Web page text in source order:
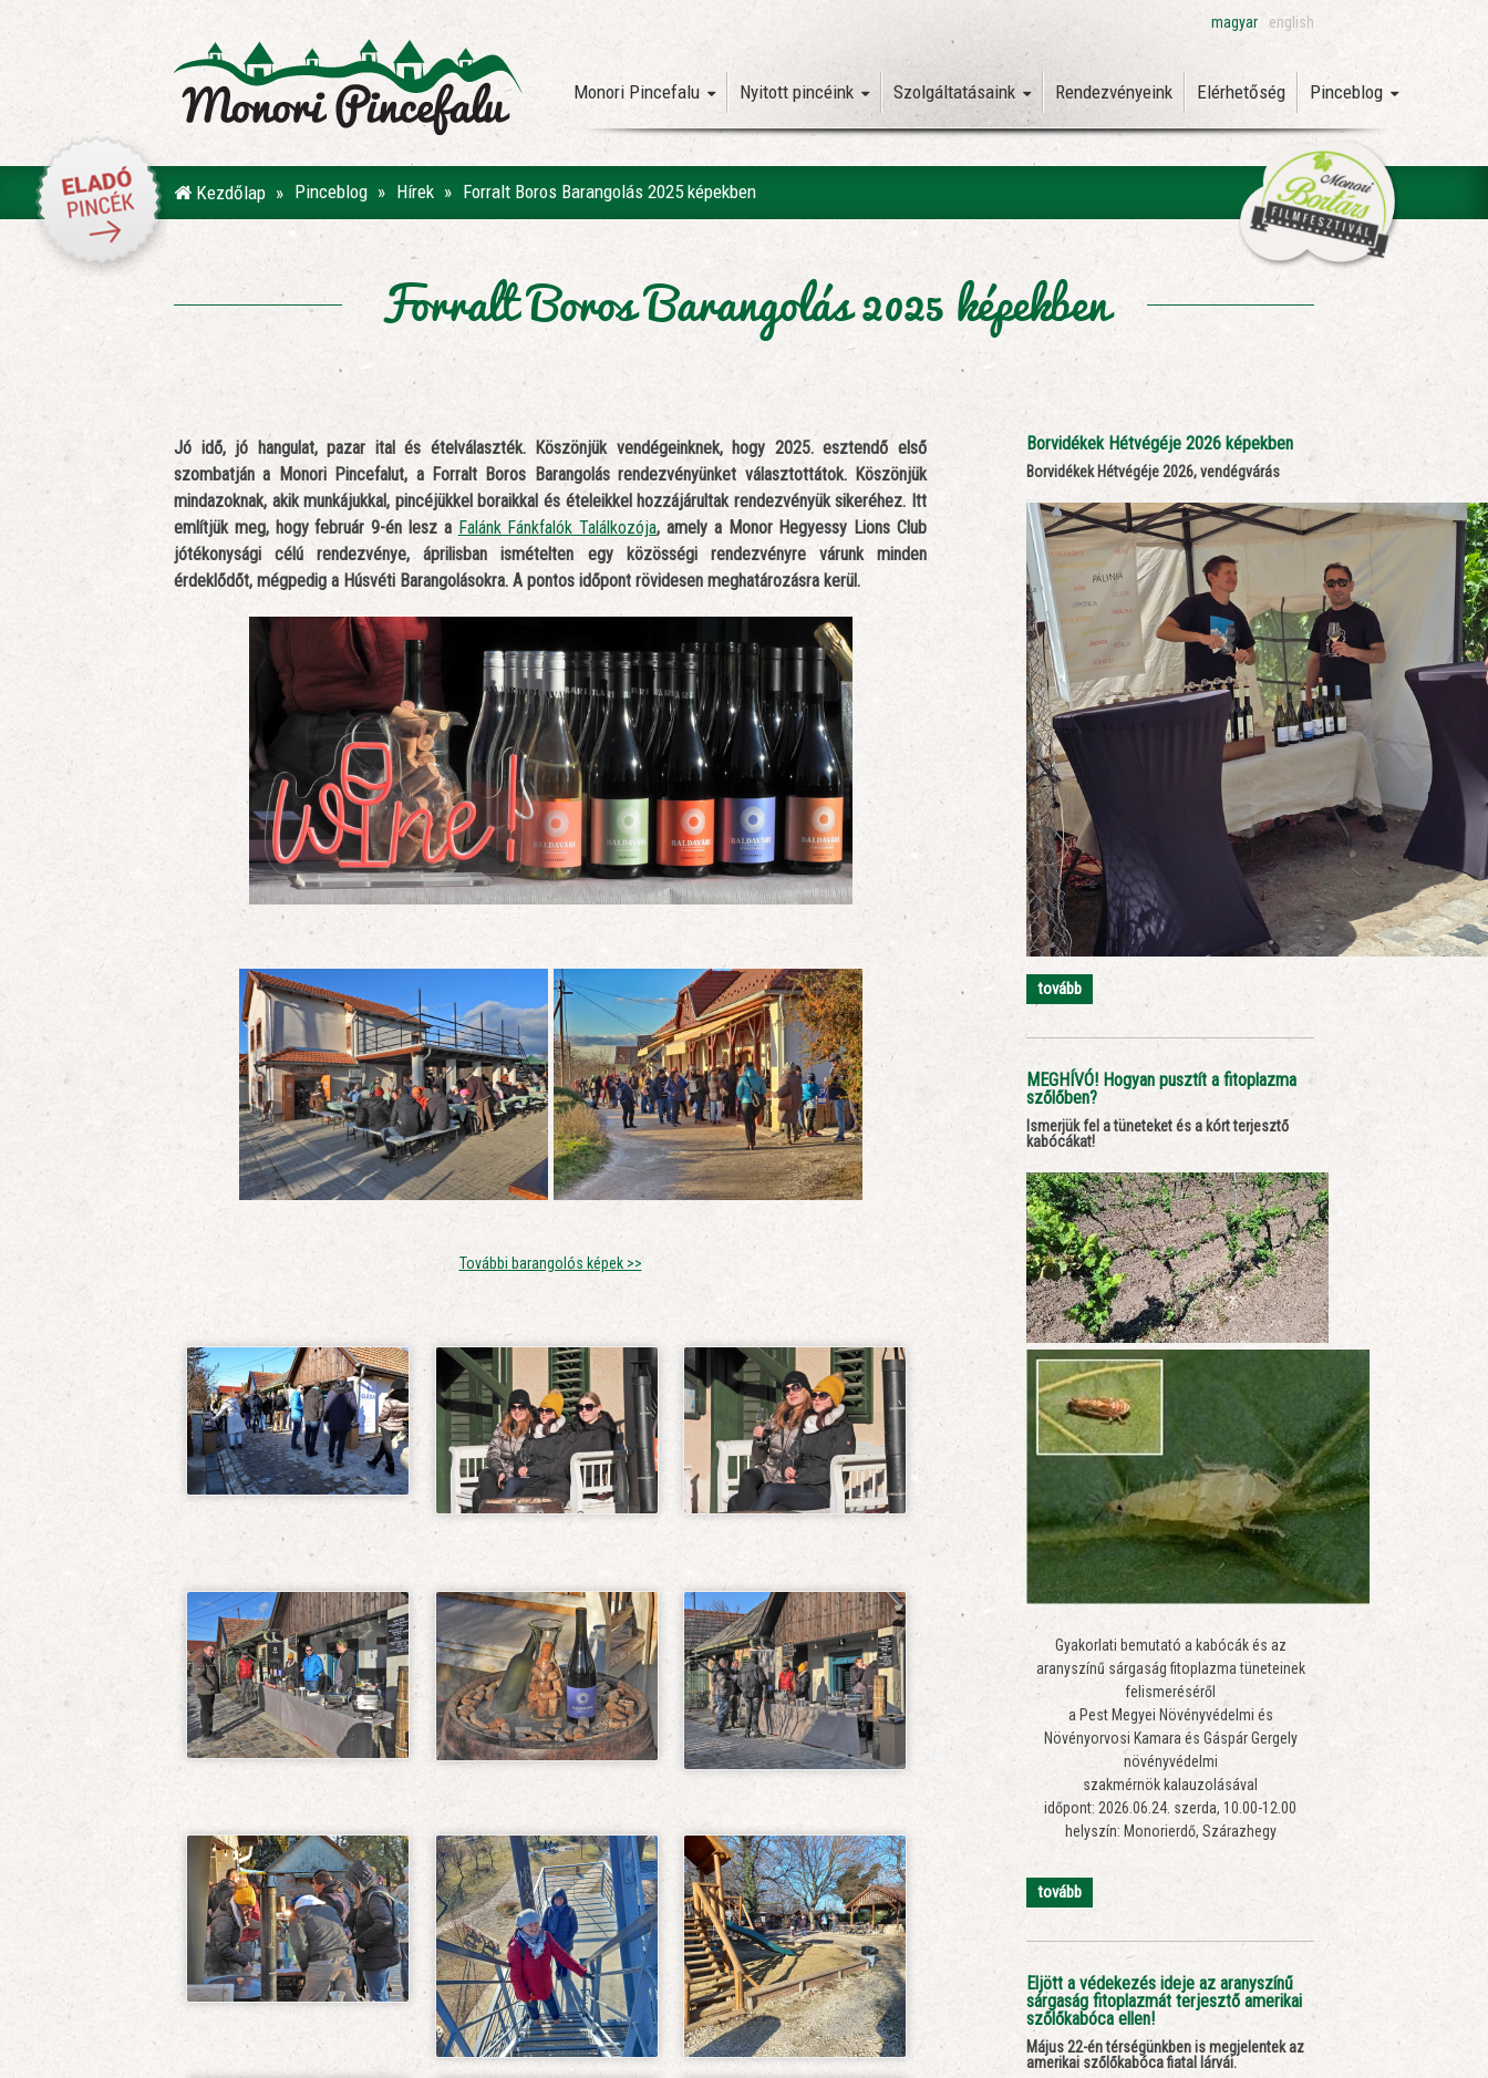
magyar english
Monori Pincefalu Nyitott pincéink Szolgáltatásaink Rendezvényeink Elérhetőség Pinceblog
Kezdőlap Pinceblog Hírek Forralt Boros Barangolás 2025 képekben
Forralt Boros Barangolás 2025 képekben
Jó idő, jó hangulat, pazar ital és ételválaszték. Köszönjük vendégeinknek, hogy 2025. esztendő első
szombatján a Monori Pincefalut, a Forralt Boros Barangolás rendezvényünket választottátok. Köszönjük
mindazoknak, akik munkájukkal, pincéjükkel boraikkal és ételeikkel hozzájárultak rendezvényük sikeréhez. Itt
említjük meg, hogy február 9-én lesz a Falánk Fánkfalók Találkozója, amely a Monor Hegyessy Lions Club
jótékonysági célú rendezvénye, áprilisban ismételten egy közösségi rendezvényre várunk minden
érdeklődőt, mégpedig a Húsvéti Barangolásokra. A pontos időpont rövidesen meghatározásra kerül.
További barangolós képek >>
Borvidékek Hétvégéje 2026 képekben
Borvidékek Hétvégéje 2026, vendégvárás
tovább
MEGHÍVÓ! Hogyan pusztít a fitoplazma
szőlőben?
Ismerjük fel a tüneteket és a kórt terjesztő
kabócákat!
Gyakorlati bemutató a kabócák és az
aranyszínű sárgaság fitoplazma tüneteinek
felismeréséről
a Pest Megyei Növényvédelmi és
Növényorvosi Kamara és Gáspár Gergely
növényvédelmi
szakmérnök kalauzolásával
időpont: 2026.06.24. szerda, 10.00-12.00
helyszín: Monorierdő, Szárazhegy
tovább
Eljött a védekezés ideje az aranyszínű
sárgaság fitoplazmát terjesztő amerikai
szőlőkabóca ellen!
Május 22-én térségünkben is megjelentek az
amerikai szőlőkabóca fiatal lárvái.